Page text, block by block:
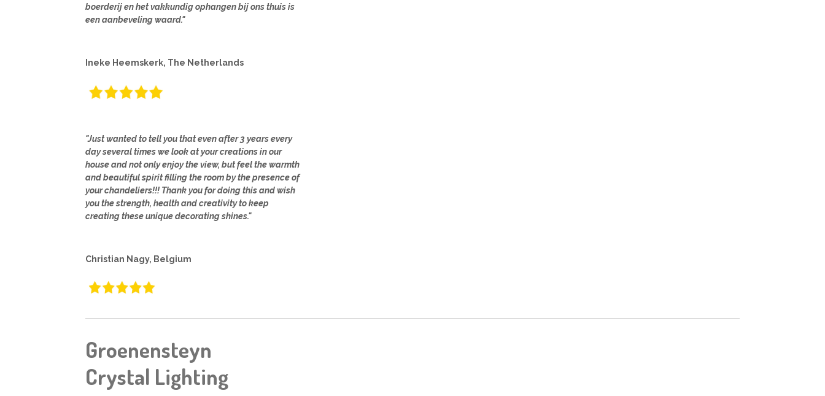
boerderij en het vakkundig ophangen bij ons thuis is
een aanbeveling waard."
Ineke Heemskerk, The Netherlands
"Just wanted to tell you that even after 3 years every
day several times we look at your creations in our
house and not only enjoy the view, but feel the warmth
and beautiful spirit filling the room by the presence of
your chandeliers!!! Thank you for doing this and wish
you the strength, health and creativity to keep
creating these unique decorating shines."
Christian Nagy, Belgium
Groenensteyn
Crystal Lighting